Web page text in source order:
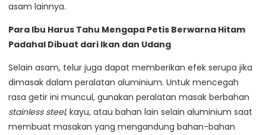
asam lainnya.
Para Ibu Harus Tahu Mengapa Petis Berwarna Hitam
Padahal Dibuat dari Ikan dan Udang
Selain asam, telur juga dapat memberikan efek serupa jika
dimasak dalam peralatan aluminium. Untuk mencegah
rasa getir ini muncul, gunakan peralatan masak berbahan
stainless steel, kayu, atau bahan lain selain aluminium saat
membuat masakan yang mengandung bahan-bahan